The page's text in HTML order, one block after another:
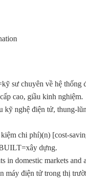
sư chuyên về hệ thống
cao, giầu kinh nghiệm.
kỹ nghệ điện tử, thung-
chi phí)(n) [cost-
dựng.
in domestic markets and
máy điện tử trong thị